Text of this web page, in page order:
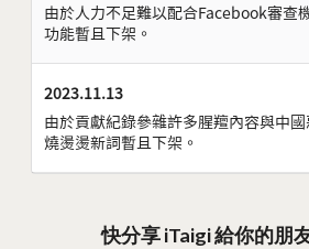
由於人力不足難以配合Facebook審查
功能暫且下架。
2023.11.13
由於貢獻紀錄參雜許多腥羶內容與中
燒燙燙新詞暫且下架。
快分享 iTaigi 給你的朋